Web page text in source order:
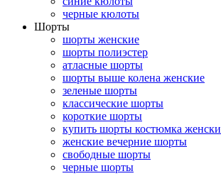
черные кюлоты
Шорты
шорты женские
шорты полиэстер
атласные шорты
шорты выше колена женские
зеленые шорты
классические шорты
короткие шорты
купить шорты костюмка
женские вечерние шорты
свободные шорты
черные шорты